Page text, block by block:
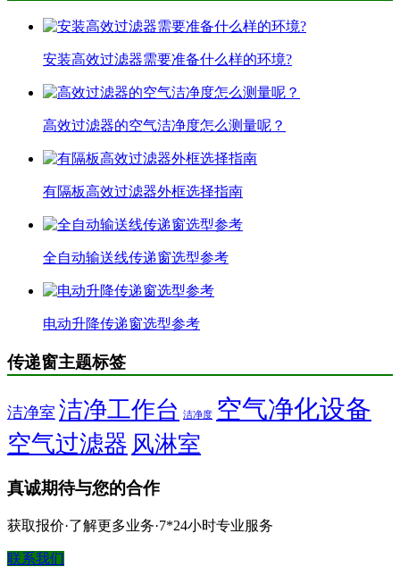
安装高效过滤器需要准备什么样的环境?
高效过滤器的空气洁净度怎么测量呢？
有隔板高效过滤器外框选择指南
全自动输送线传递窗选型参考
电动升降传递窗选型参考
传递窗主题标签
洁净室 洁净工作台 洁净度 空气净化设备
空气过滤器 风淋室
真诚期待与您的合作
获取报价·了解更多业务·7*24小时专业服务
联系我们